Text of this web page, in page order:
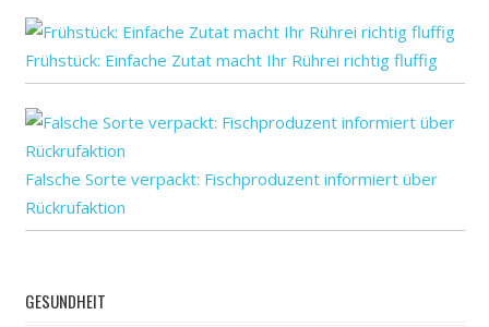
Frühstück: Einfache Zutat macht Ihr Rührei richtig fluffig
Falsche Sorte verpackt: Fischproduzent informiert über
Rückrufaktion
GESUNDHEIT